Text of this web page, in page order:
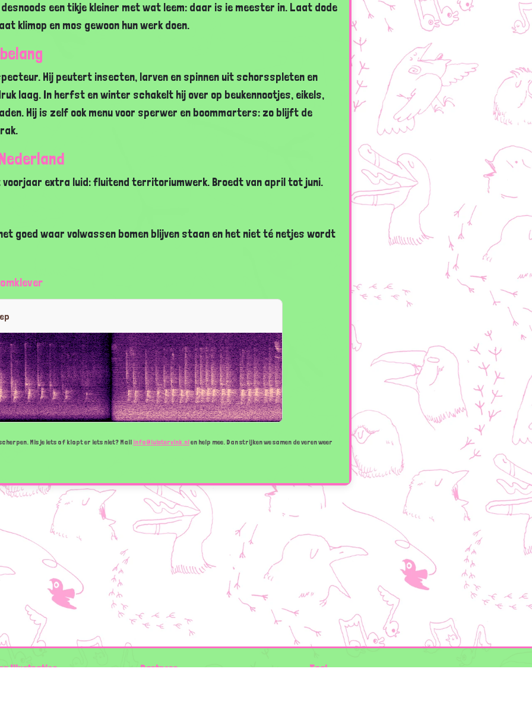
een tikje kleiner met wat leem: daar is ie meester in. Laat dode
klimop en mos gewoon hun werk doen.
Hij peutert insecten, larven en spinnen uit schorsspleten en
laag. In herfst en winter schakelt hij over op beukennootjes, eikels,
Hij is zelf ook menu voor sperwer en boommarters: zo blijft de
voorjaar extra luid: fluitend territoriumwerk. Broedt van april tot juni.
goed waar volwassen bomen blijven staan en het niet té netjes wordt
Mis je iets of klopt er iets niet? Mail info@luistervink.nlen help mee. Dan strijken we samen de veren weer
Illustraties Partners Taal